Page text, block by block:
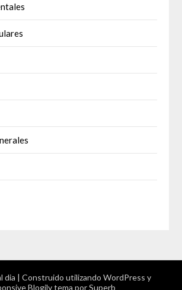
dia | Construido utilizando WordPress y
Blogilytema por Superb